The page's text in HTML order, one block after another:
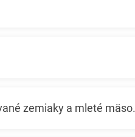
zemiaky a mleté ​​mäso.